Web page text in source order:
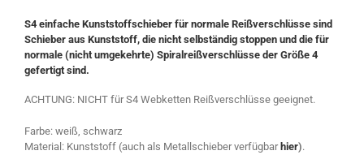
S4 einfache Kunststoffschieber für normale Reißverschlüsse sind
Schieber aus Kunststoff, die nicht selbständig stoppen und die für
normale (nicht umgekehrte) Spiralreißverschlüsse der Größe 4
gefertigt sind.
ACHTUNG: NICHT für S4 Webketten Reißverschlüsse geeignet.
Farbe: weiß, schwarz
Material: Kunststoff (auch als Metallschieber verfügbar hier).